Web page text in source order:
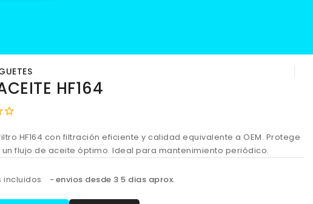
HF164
HF164 con filtración eficiente y calidad equivalente a OEM. Protege
flujo de aceite óptimo. Ideal para mantenimiento periódico.
incluidos envios desde 3 5 dias aprox.